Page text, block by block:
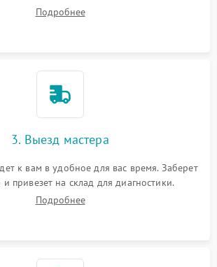
Подробнее
3. Выезд мастера
к вам в удобное для вас время. Заберет
и привезет на склад для диагностики.
Подробнее